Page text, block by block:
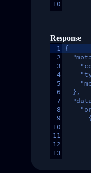
10
Response
1
2
3
4
5
6
7
8
9
10
11
12
13
{
  },
      {